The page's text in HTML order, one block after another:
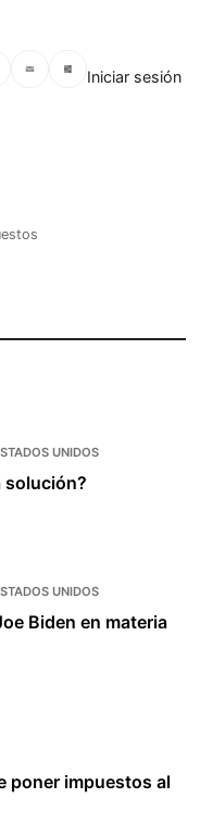
Iniciar sesión
UNIDOS
solución?
UNIDOS
Biden en materia
poner impuestos al